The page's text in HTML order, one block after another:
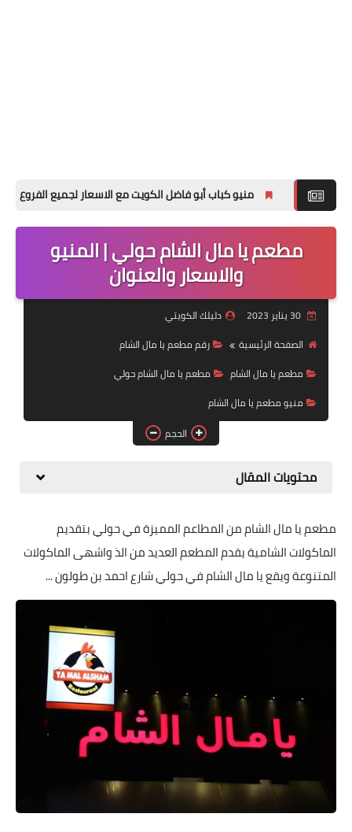
منيو كباب أبو فاضل الكويت مع الاسعار لجميع الفروع منيو
مطعم يا مال الشام حولي | المنيو
والاسعار والعنوان
30 يناير 2023
دليلك الكويتي
الصفحة الرئيسية
رقم مطعم يا مال الشام
مطعم يا مال الشام
مطعم يا مال الشام حولي
منيو مطعم يا مال الشام
الحجم
محتويات المقال
مطعم يا مال الشام من المطاعم المميزة في حولي بتقديم
الماكولات الشامية يقدم المطعم العديد من الذ واشهى الماكولات
المتنوعة ويقع يا مال الشام في حولي شارع احمد بن طولون ...